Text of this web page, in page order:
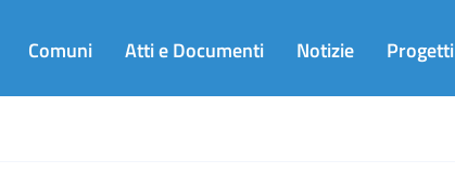
Comuni Atti e Documenti Notizie Progetti